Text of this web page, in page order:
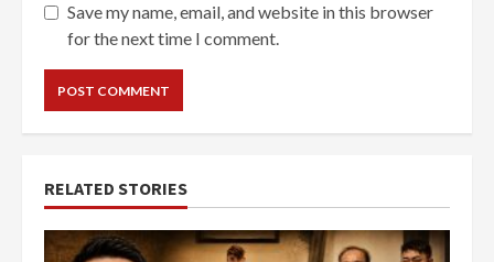
Save my name, email, and website in this browser
for the next time I comment.
RELATED STORIES